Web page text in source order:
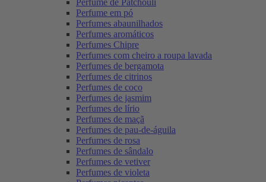
Perfume de Patchouli
Perfume em pó
Perfumes abaunilhados
Perfumes aromáticos
Perfumes Chipre
Perfumes com cheiro a roupa lavada
Perfumes de bergamota
Perfumes de citrinos
Perfumes de coco
Perfumes de jasmim
Perfumes de lírio
Perfumes de maçã
Perfumes de pau-de-águila
Perfumes de rosa
Perfumes de sândalo
Perfumes de vetiver
Perfumes de violeta